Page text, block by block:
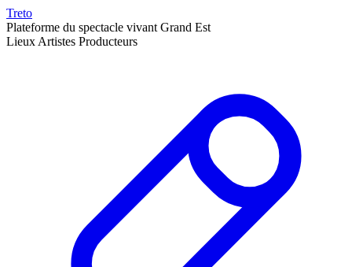
Treto
Plateforme du spectacle vivant Grand Est
Lieux Artistes Producteurs